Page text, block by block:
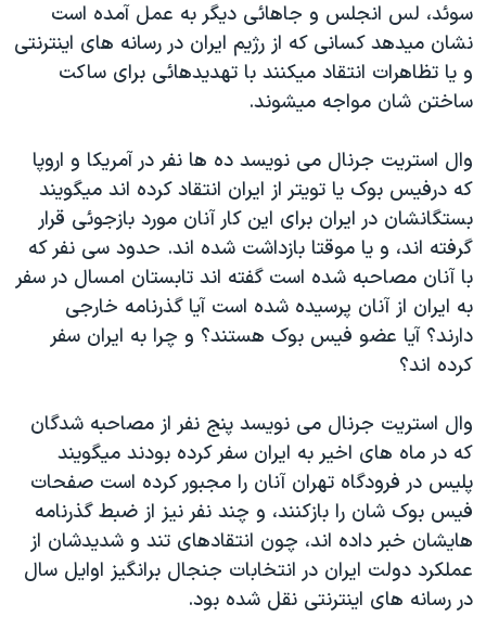
سوئد، لس انجلس و جاهائی ديگر به عمل آمده است
نشان ميدهد کسانی که از رژيم ايران در رسانه های اينترنتی
و يا تظاهرات انتقاد ميکنند با تهديدهائی برای ساکت
ساختن شان مواجه ميشوند.
وال استريت جرنال می نويسد ده ها نفر در آمريکا و اروپا
که درفيس بوک يا تويتر از ايران انتقاد کرده اند ميگويند
بستگانشان در ايران برای اين کار آنان مورد بازجوئی قرار
گرفته اند، و يا موقتا بازداشت شده اند. حدود سی نفر که
با آنان مصاحبه شده است گفته اند تابستان امسال در سفر
به ايران از آنان پرسيده شده است آيا گذرنامه خارجی
دارند؟ آيا عضو فيس بوک هستند؟ و چرا به ايران سفر
کرده اند؟
وال استريت جرنال می نويسد پنج نفر از مصاحبه شدگان
که در ماه های اخير به ايران سفر کرده بودند ميگويند
پليس در فرودگاه تهران آنان را مجبور کرده است صفحات
فيس بوک شان را بازکنند، و چند نفر نيز از ضبط گذرنامه
هايشان خبر داده اند، چون انتقادهای تند و شديدشان از
عملکرد دولت ايران در انتخابات جنجال برانگيز اوايل سال
در رسانه های اينترنتی نقل شده بود.